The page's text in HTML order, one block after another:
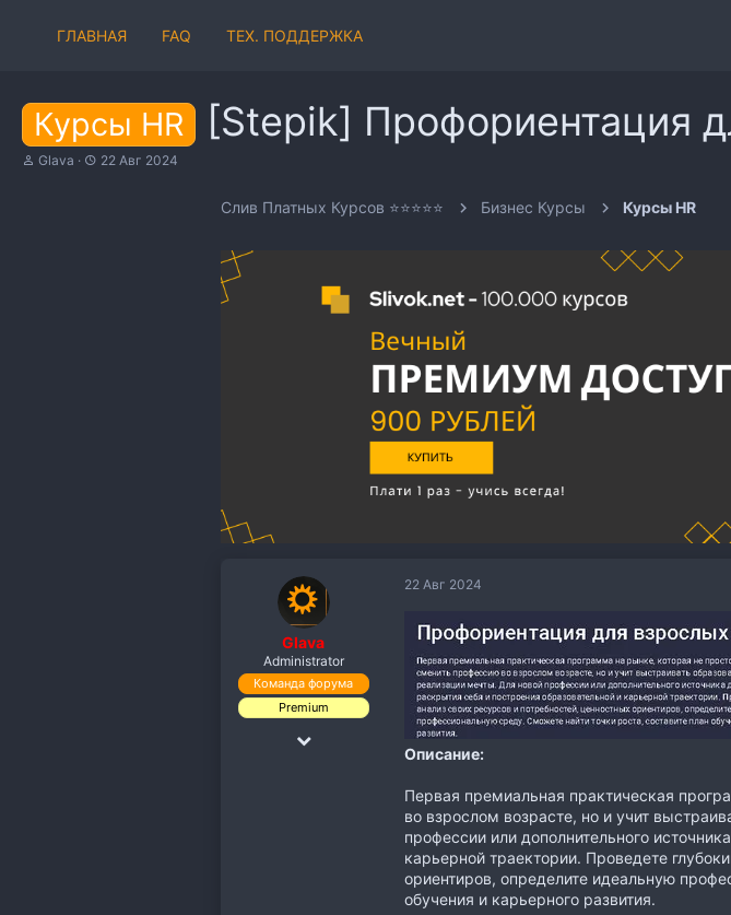
ГЛАВНАЯ FAQ ТЕХ. ПОДДЕРЖКА
Курсы HR [Stepik] Профориентация
А
Glava
Д
22 Авг 2024
Слив Платных Курсов ⭐⭐⭐⭐⭐ Бизнес Курсы Курсы HR
Glava
Administrator
Команда форума
Premium
18 Дек 2018
22 Авг 2024
Описание:
Первая премиальная практическая
во взрослом возрасте, но и учит
профессии или дополнительного
карьерной траектории. Проведете
ориентиров, определите идеальную
обучения и карьерного развития.